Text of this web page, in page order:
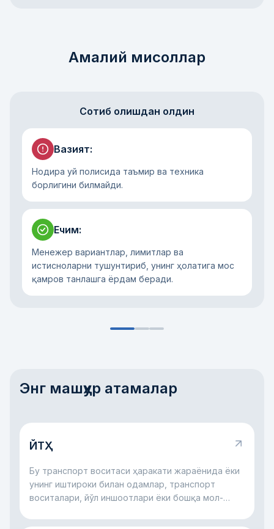
Амалий мисоллар
Сотиб олишдан олдин
Вазият:
Нодира уй полисида таъмир ва техника
борлигини билмайди.
Ечим:
Менежер вариантлар, лимитлар ва
истисноларни тушунтириб, унинг ҳолатига мос
қамров танлашга ёрдам беради.
Энг машҳур атамалар
ЙТҲ
Бу транспорт воситаси ҳаракати жараёнида ёки
унинг иштироки билан одамлар, транспорт
воситалари, йўл иншоотлари ёки бошқа мол-